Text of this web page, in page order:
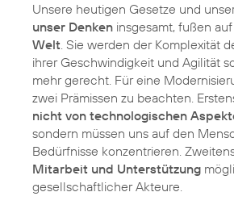
Unsere heutigen Gesetze und
unser Denken insgesamt, fußen
Welt. Sie werden der Komplexität
ihrer Geschwindigkeit und Agilität
mehr gerecht. Für eine
zwei Prämissen zu beachten.
nicht von technologischen
sondern müssen uns auf den
Bedürfnisse konzentrieren.
Mitarbeit und Unterstützung
gesellschaftlicher Akteure.